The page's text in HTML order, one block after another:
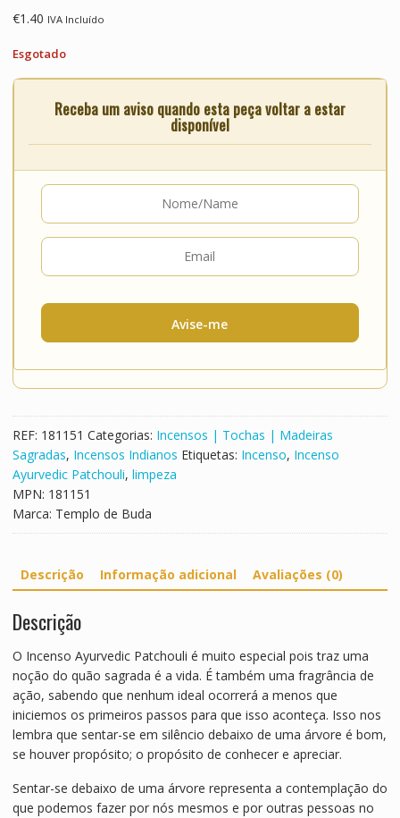
€1.40 IVA Incluído
Esgotado
Receba um aviso quando esta peça voltar a estar
disponível
Avise-me
REF: 181151 Categorias: Incensos | Tochas | Madeiras
Sagradas, Incensos Indianos Etiquetas: Incenso, Incenso
Ayurvedic Patchouli, limpeza
MPN: 181151
Marca: Templo de Buda
Descrição Informação adicional Avaliações (0)
Descrição
O Incenso Ayurvedic Patchouli é muito especial pois traz uma
noção do quão sagrada é a vida. É também uma fragrância de
ação, sabendo que nenhum ideal ocorrerá a menos que
iniciemos os primeiros passos para que isso aconteça. Isso nos
lembra que sentar-se em silêncio debaixo de uma árvore é bom,
se houver propósito; o propósito de conhecer e apreciar.
Sentar-se debaixo de uma árvore representa a contemplação do
que podemos fazer por nós mesmos e por outras pessoas no